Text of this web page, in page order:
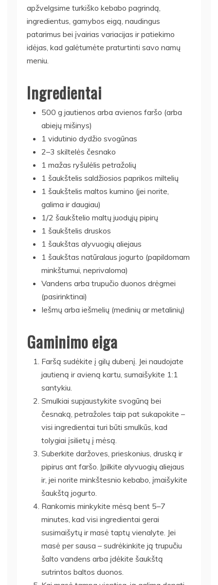
apžvelgsime turkiško kebabo pagrindą,
ingredientus, gamybos eigą, naudingus
patarimus bei įvairias variacijas ir patiekimo
idėjas, kad galėtumėte praturtinti savo namų
meniu.
Ingredientai
500 g jautienos arba avienos faršo (arba
abiejų mišinys)
1 vidutinio dydžio svogūnas
2–3 skiltelės česnako
1 mažas ryšulėlis petražolių
1 šaukštelis saldžiosios paprikos miltelių
1 šaukštelis maltos kumino (jei norite,
galima ir daugiau)
1/2 šaukštelio maltų juodųjų pipirų
1 šaukštelis druskos
1 šaukštas alyvuogių aliejaus
1 šaukštas natūralaus jogurto (papildomam
minkštumui, neprivaloma)
Vandens arba trupučio duonos drėgmei
(pasirinktinai)
Iešmų arba iešmelių (medinių ar metalinių)
Gaminimo eiga
Faršą sudėkite į gilų dubenį. Jei naudojate
jautieną ir avieną kartu, sumaišykite 1:1
santykiu.
Smulkiai supjaustykite svogūną bei
česnaką, petražoles taip pat sukapokite –
visi ingredientai turi būti smulkūs, kad
tolygiai įsilietų į mėsą.
Suberkite daržoves, prieskonius, druską ir
pipirus ant faršo. Įpilkite alyvuogių aliejaus
ir, jei norite minkštesnio kebabo, įmaišykite
šaukštą jogurto.
Rankomis minkykite mėsą bent 5–7
minutes, kad visi ingredientai gerai
susimaišytų ir masė taptų vienalyte. Jei
masė per sausa – sudrėkinkite ją trupučiu
šalto vandens arba įdėkite šaukštą
sutrintos baltos duonos.